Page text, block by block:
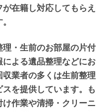
在籍し対応してもらえ
・生前のお部屋の片付
よる遺品整理などにお
業者の多くは生前整理
を提供しています。も
作業や清掃・クリーニ